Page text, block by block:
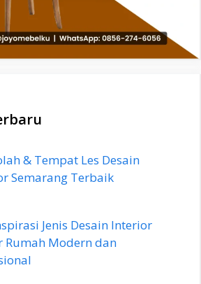
& Tempat Les Desain
Semarang Terbaik
Jenis Desain Interior
Rumah Modern dan